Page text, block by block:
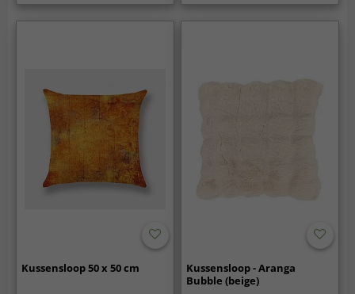
Kussensloop 50 x 50 cm
Kussensloop - Aranga
Bubble (beige)